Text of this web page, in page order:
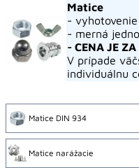
Matice
-
- merná
- CENA JE
V prípade
individuálnu
Matice DIN 934
Matice narážacie